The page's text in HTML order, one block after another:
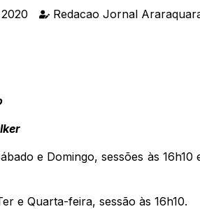
Redacao Jornal
e Domingo, sessões às
e Quarta-feira, sessão às 16h10.